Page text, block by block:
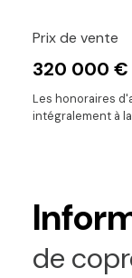
Prix de vente
320 000 €
Les honoraires
intégralement à
de